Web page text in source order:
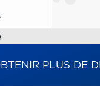
PLUS DE